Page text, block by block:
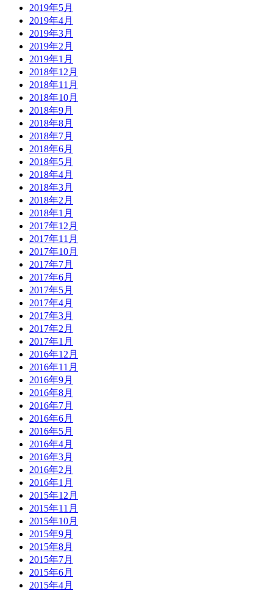
2019年5月
2019年4月
2019年3月
2019年2月
2019年1月
2018年12月
2018年11月
2018年10月
2018年9月
2018年8月
2018年7月
2018年6月
2018年5月
2018年4月
2018年3月
2018年2月
2018年1月
2017年12月
2017年11月
2017年10月
2017年7月
2017年6月
2017年5月
2017年4月
2017年3月
2017年2月
2017年1月
2016年12月
2016年11月
2016年9月
2016年8月
2016年7月
2016年6月
2016年5月
2016年4月
2016年3月
2016年2月
2016年1月
2015年12月
2015年11月
2015年10月
2015年9月
2015年8月
2015年7月
2015年6月
2015年4月